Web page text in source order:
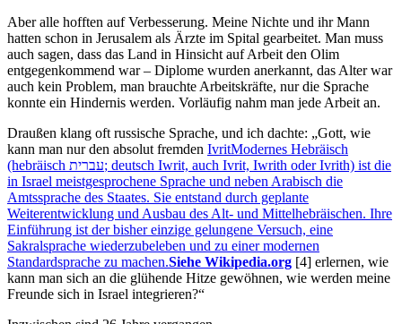
Aber alle hofften auf Verbesserung. Meine Nichte und ihr Mann
hatten schon in Jerusalem als Ärzte im Spital gearbeitet. Man muss
auch sagen, dass das Land in Hinsicht auf Arbeit den Olim
entgegenkommend war – Diplome wurden anerkannt, das Alter war
auch kein Problem, man brauchte Arbeitskräfte, nur die Sprache
konnte ein Hindernis werden. Vorläufig nahm man jede Arbeit an.
Draußen klang oft russische Sprache, und ich dachte:
Gott, wie
kann man nur den absolut fremden IvritModernes Hebräisch
(hebräisch עברית; deutsch Iwrit, auch Ivrit, Iwrith oder Ivrith) ist die
in Israel meistgesprochene Sprache und neben Arabisch die
Amtssprache des Staates. Sie entstand durch geplante
Weiterentwicklung und Ausbau des Alt- und Mittelhebräischen. Ihre
Einführung ist der bisher einzige gelungene Versuch, eine
Sakralsprache wiederzubeleben und zu einer modernen
Standardsprache zu machen.Siehe Wikipedia.org [4] erlernen, wie
kann man sich an die glühende Hitze gewöhnen, wie werden meine
Freunde sich in Israel integrieren?